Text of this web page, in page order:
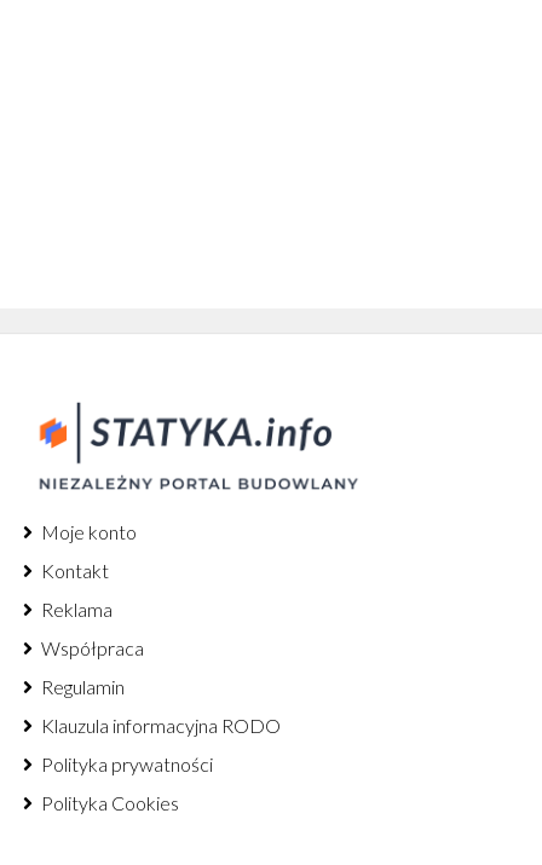
Moje konto
Kontakt
Reklama
Współpraca
Regulamin
Klauzula informacyjna RODO
Polityka prywatności
Polityka Cookies